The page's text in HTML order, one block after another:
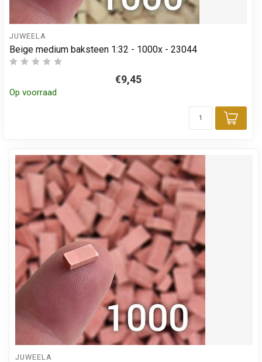
JUWEELA
Beige medium baksteen 1:32 - 1000x - 23044
€9,45
Op voorraad
JUWEELA